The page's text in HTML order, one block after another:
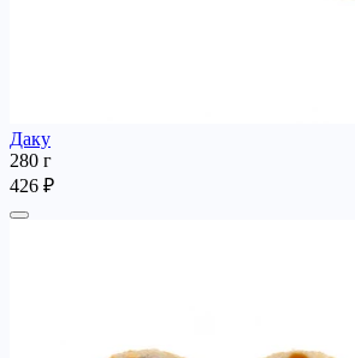
Даку
280 г
426 ₽